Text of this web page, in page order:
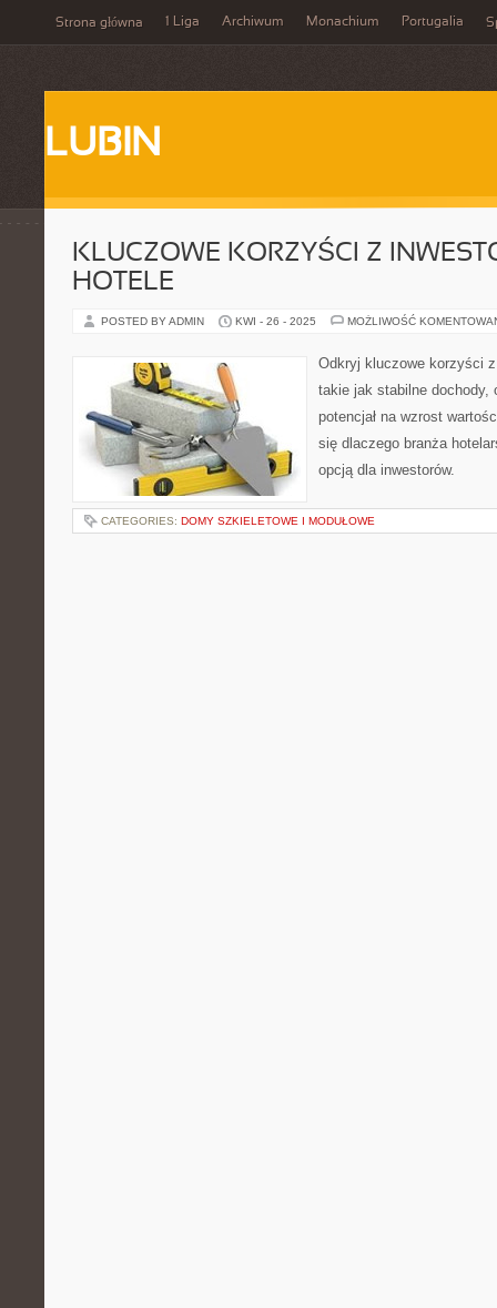
Strona główna 1 Liga Archiwum Monachium Portugalia
LUBIN
KLUCZOWE KORZYŚCI Z
HOTELE
POSTED BY ADMIN KWI - 26 - 2025 MOŻLIWOŚĆ
Odkryj kluczowe korzyści
takie jak stabilne dochody,
potencjał na wzrost
się dlaczego branża
opcją dla inwestorów.
CATEGORIES: DOMY SZKIELETOWE I MODUŁOWE